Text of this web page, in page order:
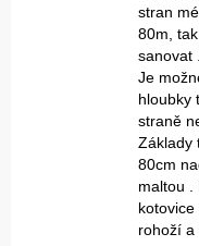
stran
80m,
sanovat .
Je
hloubky
straně
Základy
80cm
maltou .
rohoží a